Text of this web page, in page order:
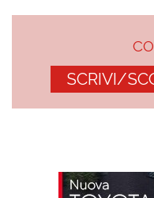
SCRIVI/